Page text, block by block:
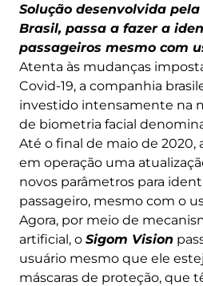
Solução desenvolvida pela
Brasil, passa a fazer a
passageiros mesmo com
Atenta às mudanças
Covid-19, a companhia
investido intensamente na
de biometria facial
Até o final de maio de 2020,
em operação uma
novos parâmetros para
passageiro, mesmo com o
Agora, por meio de
artificial, o Sigom Vision
usuário mesmo que ele
máscaras de proteção, que